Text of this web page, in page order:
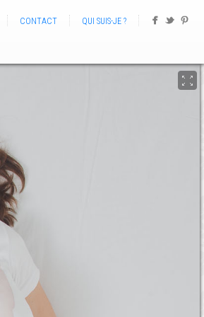
CONTACT QUI SUIS-JE ?